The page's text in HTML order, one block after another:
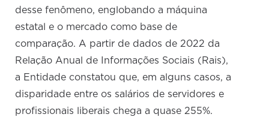
desse fenômeno, englobando a máquina
estatal e o mercado como base de
comparação. A partir de dados de 2022 da
Relação Anual de Informações Sociais (Rais),
a Entidade constatou que, em alguns casos, a
disparidade entre os salários de servidores e
profissionais liberais chega a quase 255%.